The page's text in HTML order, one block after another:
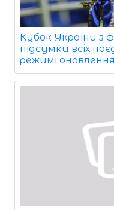
Кубок України з
підсумки всіх
режимі